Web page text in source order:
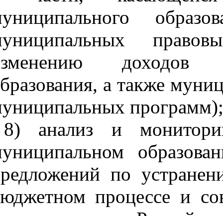
доходов
а также
программ);
8) анализ и
по
процессе и